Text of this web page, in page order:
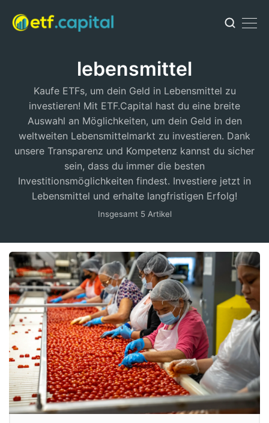
lebensmittel
Kaufe ETFs, um dein Geld in Lebensmittel zu
investieren! Mit ETF.Capital hast du eine breite
Auswahl an Möglichkeiten, um dein Geld in den
weltweiten Lebensmittelmarkt zu investieren. Dank
unsere Transparenz und Kompetenz kannst du sicher
sein, dass du immer die besten
Investitionsmöglichkeiten findest. Investiere jetzt in
Lebensmittel und erhalte langfristigen Erfolg!
Insgesamt 5 Artikel